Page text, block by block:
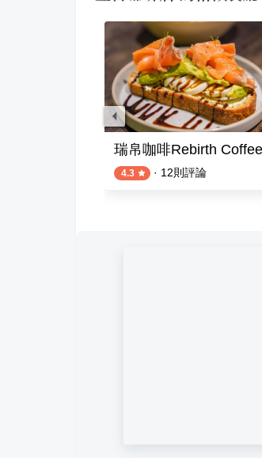
瑞帛咖啡Rebirth Coffee
4.3 · 12則評論